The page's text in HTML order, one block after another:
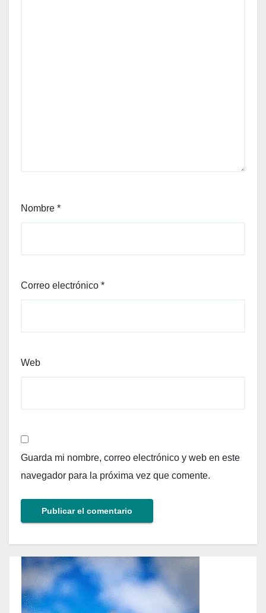
Nombre *
Correo electrónico *
Web
Guarda mi nombre, correo electrónico y web en este
navegador para la próxima vez que comente.